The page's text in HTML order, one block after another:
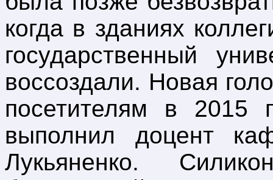
когда в зданиях
государственный
воссоздали. Новая
посетителям в 2015
выполнил доцент
Лукьяненко.